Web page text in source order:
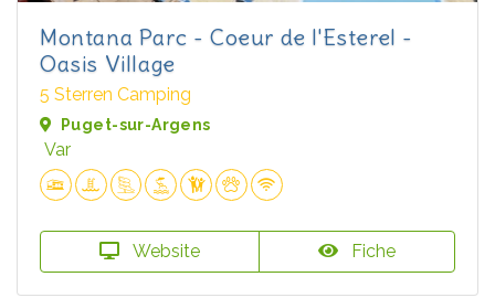
Montana Parc - Coeur de l'Esterel -
Oasis Village
5 Sterren Camping
Puget-sur-Argens
Var
Website Fiche